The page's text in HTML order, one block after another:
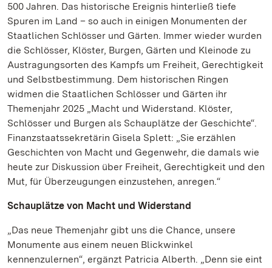
500 Jahren. Das historische Ereignis hinterließ tiefe
Spuren im Land – so auch in einigen Monumenten der
Staatlichen Schlösser und Gärten. Immer wieder wurden
die Schlösser, Klöster, Burgen, Gärten und Kleinode zu
Austragungsorten des Kampfs um Freiheit, Gerechtigkeit
und Selbstbestimmung. Dem historischen Ringen
widmen die Staatlichen Schlösser und Gärten ihr
Themenjahr 2025 „Macht und Widerstand. Klöster,
Schlösser und Burgen als Schauplätze der Geschichte“.
Finanzstaatssekretärin Gisela Splett: „Sie erzählen
Geschichten von Macht und Gegenwehr, die damals wie
heute zur Diskussion über Freiheit, Gerechtigkeit und den
Mut, für Überzeugungen einzustehen, anregen.“
Schauplätze von Macht und Widerstand
„Das neue Themenjahr gibt uns die Chance, unsere
Monumente aus einem neuen Blickwinkel
kennenzulernen“, ergänzt Patricia Alberth. „Denn sie eint